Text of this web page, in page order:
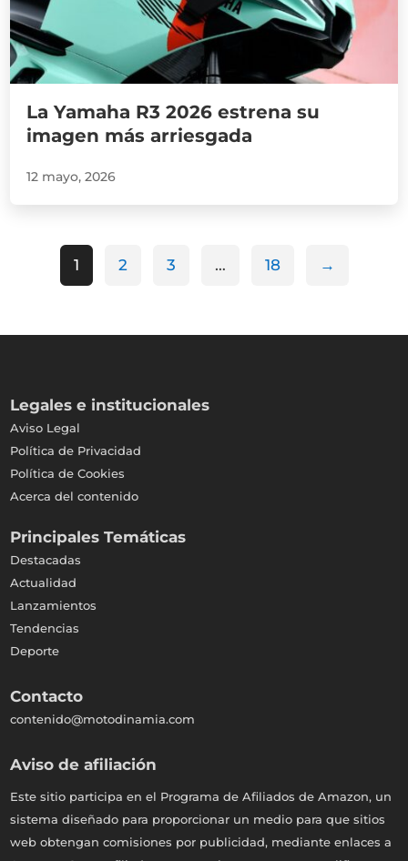
La Yamaha R3 2026 estrena su
imagen más arriesgada
12 mayo, 2026
1 2 3 … 18 →
Legales e institucionales
Aviso Legal
Política de Privacidad
Política de Cookies
Acerca del contenido
Principales Temáticas
Destacadas
Actualidad
Lanzamientos
Tendencias
Deporte
Contacto
contenido@motodinamia.com
Aviso de afiliación
Este sitio participa en el Programa de Afiliados de Amazon, un
sistema diseñado para proporcionar un medio para que sitios
web obtengan comisiones por publicidad, mediante enlaces a